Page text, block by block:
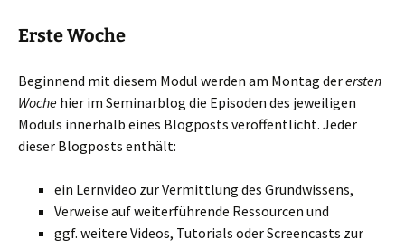
Erste Woche
Beginnend mit diesem Modul werden am Montag derersten
Woche hier im Seminarblog die Episoden des jeweiligen
Moduls innerhalb eines Blogposts veröffentlicht. Jeder
dieser Blogposts enthält:
ein Lernvideo zur Vermittlung des Grundwissens,
Verweise auf weiterführende Ressourcen und
ggf. weitere Videos, Tutorials oder Screencasts zur